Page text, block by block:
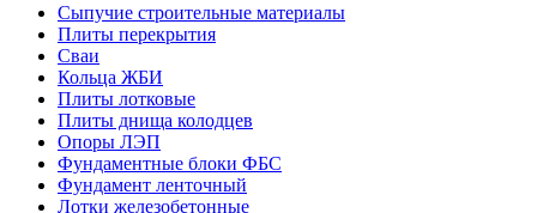
Сыпучие строительные материалы
Плиты перекрытия
Сваи
Кольца ЖБИ
Плиты лотковые
Плиты днища колодцев
Опоры ЛЭП
Фундаментные блоки ФБС
Фундамент ленточный
Лотки железобетонные